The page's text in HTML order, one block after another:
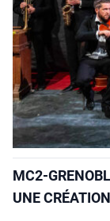
MC2-
UNE